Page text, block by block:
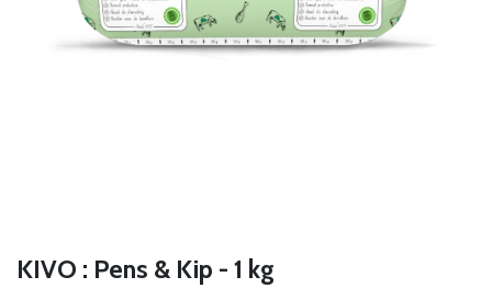
KIVO : Pens & Kip - 1 kg